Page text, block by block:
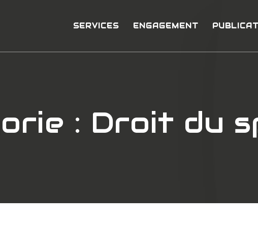
SERVICES ENGAGEMENT
: Droit du